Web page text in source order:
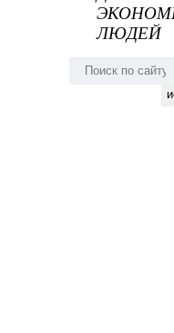
ЛЮДЕЙ